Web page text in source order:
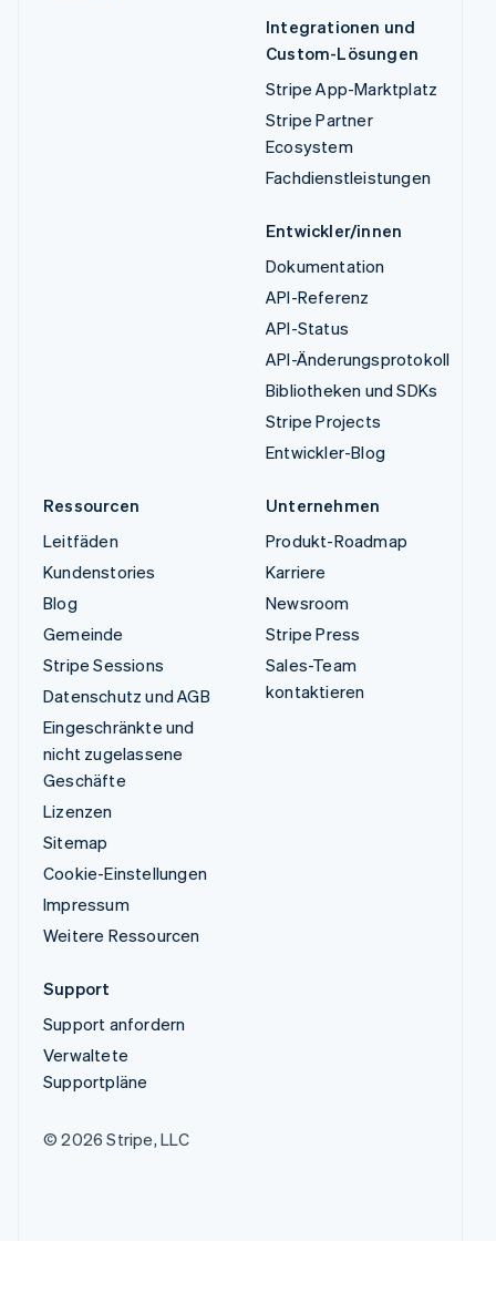
Integrationen und
Custom-Lösungen
Stripe App-Marktplatz
Stripe Partner
Ecosystem
Fachdienstleistungen
Entwickler/innen
Dokumentation
API-Referenz
API-Status
API-Änderungsprotokoll
Bibliotheken und SDKs
Stripe Projects
Entwickler-Blog
Ressourcen
Leitfäden
Kundenstories
Blog
Gemeinde
Stripe Sessions
Datenschutz und AGB
Eingeschränkte und
nicht zugelassene
Geschäfte
Lizenzen
Sitemap
Cookie-Einstellungen
Impressum
Weitere Ressourcen
Unternehmen
Produkt-Roadmap
Karriere
Newsroom
Stripe Press
Sales-Team
kontaktieren
Support
Support anfordern
Verwaltete
Supportpläne
© 2026 Stripe, LLC